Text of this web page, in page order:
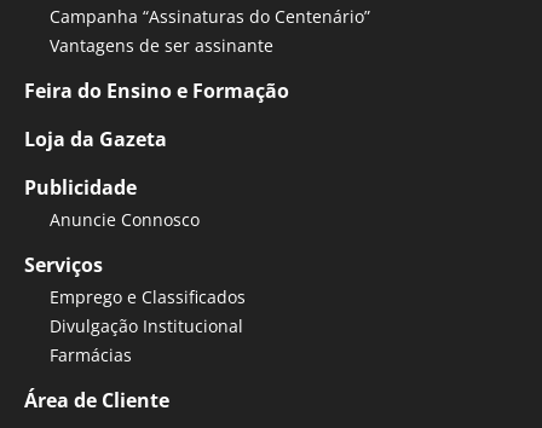
Campanha “Assinaturas do Centenário”
Vantagens de ser assinante
Feira do Ensino e Formação
Loja da Gazeta
Publicidade
Anuncie Connosco
Serviços
Emprego e Classificados
Divulgação Institucional
Farmácias
Área de Cliente